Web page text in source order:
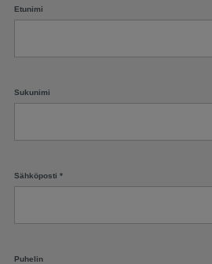
Etunimi
Sukunimi
Sähköposti *
Puhelin